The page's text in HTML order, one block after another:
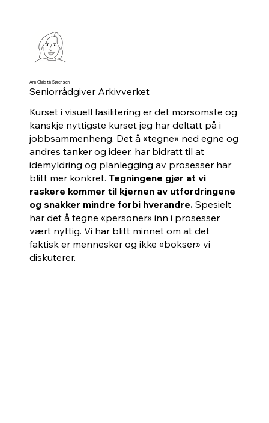
Ann-Christin Sørensen
Seniorrådgiver Arkivverket
Kurset i visuell fasilitering er det morsomste og
kanskje nyttigste kurset jeg har deltatt på i
jobbsammenheng. Det å «tegne» ned egne og
andres tanker og ideer, har bidratt til at
idemyldring og planlegging av prosesser har
blitt mer konkret. Tegningene gjør at vi
raskere kommer til kjernen av utfordringene
og snakker mindre forbi hverandre.Spesielt
har det å tegne «personer» inn i prosesser
vært nyttig. Vi har blitt minnet om at det
faktisk er mennesker og ikke «bokser» vi
diskuterer.